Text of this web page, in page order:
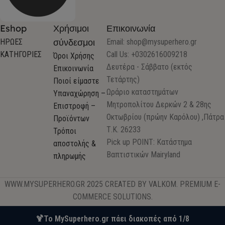
🍹Το MySuperhero.gr πάει διακοπές από 1/8
Eshop
ΗΡΩΕΣ
ΚΑΤΗΓΟΡΙΕΣ
Χρήσιμοι
σύνδεσμοι
Όροι Χρήσης
Επικοινωνία
Ποιοί είμαστε
Υπαναχώρηση –
Επιστροφή –
Προϊόντων
Τρόποι
αποστολής &
πληρωμής
Επικοινωνία
Email: shop@mysuperhero.gr
Call Us: +0302616009218
Δευτέρα - Σάββατο (εκτός
Τετάρτης)
Ωράριο καταστημάτων
Μητροπολίτου Δερκών 2 & 28ης
Οκτωβρίου (πρώην Καρόλου) ,Πάτρα
Τ.Κ. 26233
Pick up POINT: Κατάστημα
Βαπτιστικών Mairyland
WWW.MYSUPERHERO.GR 2025 CREATED BY VALKOM. PREMIUM E-
COMMERCE SOLUTIONS.